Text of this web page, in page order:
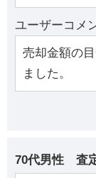
ユーザーコメ
売却金額の
ました。
70代男性 査